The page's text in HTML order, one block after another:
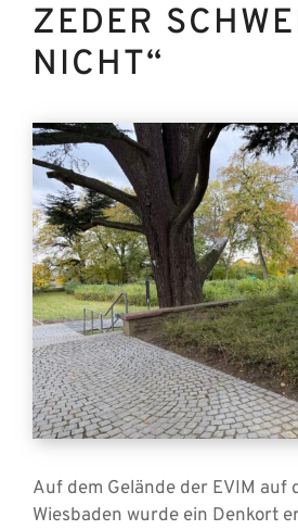
ZEDER
NICHT“
Auf dem Gelände der EVIM auf
Wiesbaden wurde ein Denkort